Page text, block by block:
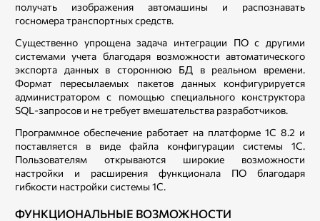
получать изображения автомашины и распознавать
госномера транспортных средств.
Существенно упрощена задача интеграции ПО с другими
системами учета благодаря возможности автоматического
экспорта данных в стороннюю БД в реальном времени.
Формат пересылаемых пакетов данных конфигурируется
администратором с помощью специального конструктора
SQL-запросов и не требует вмешательства разработчиков.
Программное обеспечение работает на платформе 1С 8.2 и
поставляется в виде файла конфигурации системы 1С.
Пользователям открываются широкие возможности
настройки и расширения функционала ПО благодаря
гибкости настройки системы 1С.
ФУНКЦИОНАЛЬНЫЕ ВОЗМОЖНОСТИ